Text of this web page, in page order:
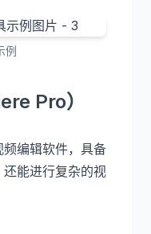
例
Pro）
频编辑软件，具备
能进行复杂的视